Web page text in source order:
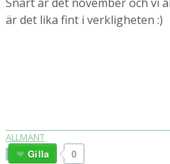
är det lika fint i verkligheten :)
ALLMÄNT
0
Gilla